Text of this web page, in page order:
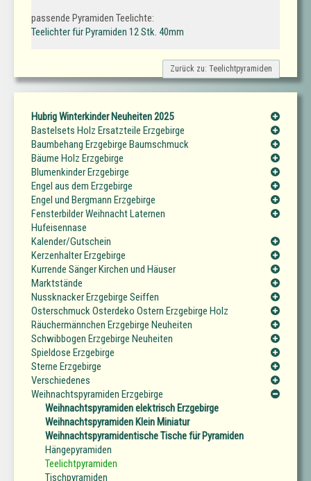
passende Pyramiden Teelichte:
Teelichter für Pyramiden 12 Stk. 40mm
Zurück zu: Teelichtpyramiden
Hubrig Winterkinder Neuheiten 2025
Bastelsets Holz Ersatzteile Erzgebirge
Baumbehang Erzgebirge Baumschmuck
Bäume Holz Erzgebirge
Blumenkinder Erzgebirge
Engel aus dem Erzgebirge
Engel und Bergmann Erzgebirge
Fensterbilder Weihnacht Laternen
Hufeisennase
Kalender/Gutschein
Kerzenhalter Erzgebirge
Kurrende Sänger Kirchen und Häuser
Marktstände
Nussknacker Erzgebirge Seiffen
Osterschmuck Osterdeko Ostern Erzgebirge Holz
Räuchermännchen Erzgebirge Neuheiten
Schwibbogen Erzgebirge Neuheiten
Spieldose Erzgebirge
Sterne Erzgebirge
Verschiedenes
Weihnachtspyramiden Erzgebirge
Weihnachtspyramiden elektrisch Erzgebirge
Weihnachtspyramiden Klein Miniatur
Weihnachtspyramidentische Tische für Pyramiden
Hängepyramiden
Teelichtpyramiden
Tischpyramiden